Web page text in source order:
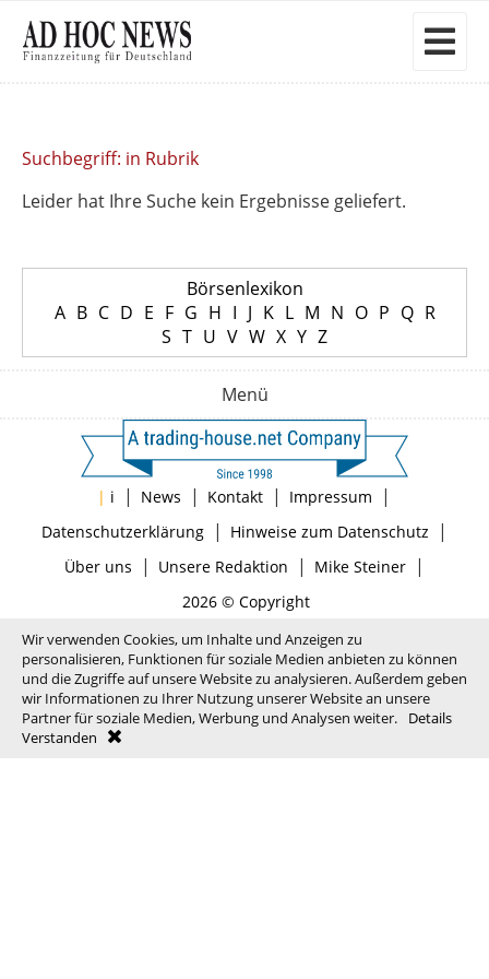
Suchbegriff: in Rubrik
Leider hat Ihre Suche kein Ergebnisse geliefert.
Börsenlexikon
A B C D E F G H I J K L M N O P Q R
S T U V W X Y Z
Menü
| i | News | Kontakt | Impressum |
Datenschutzerklärung| Hinweise zum Datenschutz |
Über uns | Unsere Redaktion | Mike Steiner|
2026 © Copyright
Wir verwenden Cookies, um Inhalte und Anzeigen zu
personalisieren, Funktionen für soziale Medien anbieten zu können
und die Zugriffe auf unsere Website zu analysieren. Außerdem geben
wir Informationen zu Ihrer Nutzung unserer Website an unsere
Partner für soziale Medien, Werbung und Analysen weiter.
Details
Verstanden